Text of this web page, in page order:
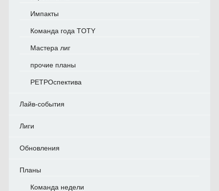
Импакты
Команда года TOTY
Мастера лиг
прочие планы
РЕТРОспектива
Лайв-события
Лиги
Обновления
Планы
Команда недели